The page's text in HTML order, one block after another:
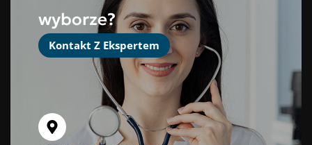
wyborze?
Kontakt Z Ekspertem